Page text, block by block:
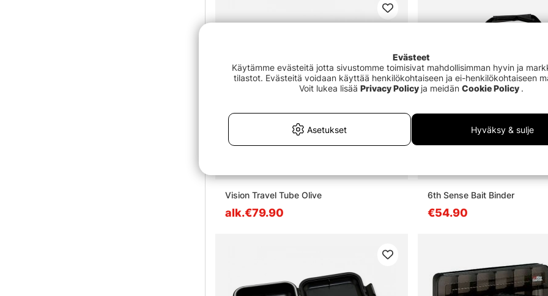
Vision Travel Tube Olive
alk.€79.90
6th Sense Bait Binder
€54.90
Evästeet
Käytämme evästeitä jotta sivustomme toimisivat mahdollisimman hyvin ja
tilastot. Evästeitä voidaan käyttää henkilökohtaiseen ja ei-henkilökohtaiseen
Voit lukea lisää Privacy Policy ja meidän Cookie Policy .
Asetukset Hyväksy & sulje